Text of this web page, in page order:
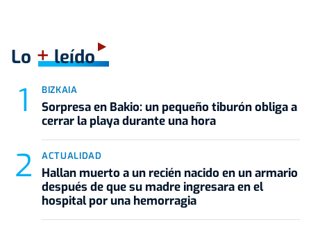
Lo +leído
BIZKAIA
Sorpresa en Bakio: un pequeño tiburón obliga a
cerrar la playa durante una hora
ACTUALIDAD
Hallan muerto a un recién nacido en un armario
después de que su madre ingresara en el
hospital por una hemorragia